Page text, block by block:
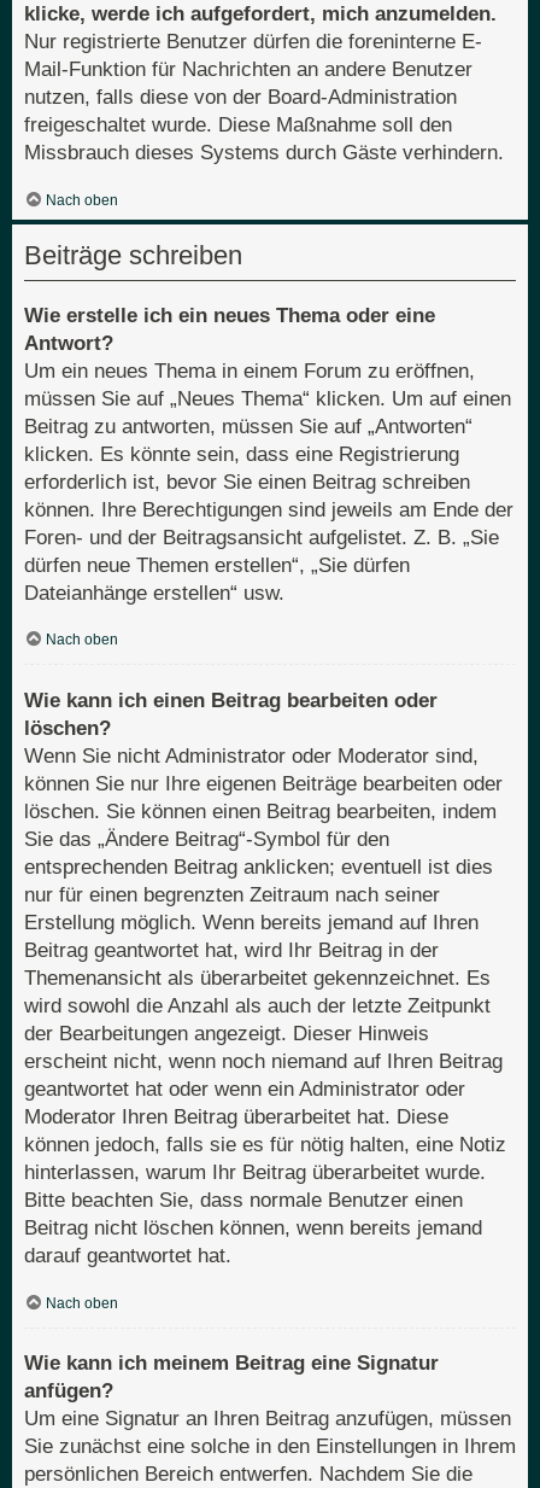
klicke, werde ich aufgefordert, mich anzumelden.
Nur registrierte Benutzer dürfen die foreninterne E-
Mail-Funktion für Nachrichten an andere Benutzer
nutzen, falls diese von der Board-Administration
freigeschaltet wurde. Diese Maßnahme soll den
Missbrauch dieses Systems durch Gäste verhindern.
Nach oben
Beiträge schreiben
Wie erstelle ich ein neues Thema oder eine
Antwort?
Um ein neues Thema in einem Forum zu eröffnen,
müssen Sie auf „Neues Thema“ klicken. Um auf einen
Beitrag zu antworten, müssen Sie auf „Antworten“
klicken. Es könnte sein, dass eine Registrierung
erforderlich ist, bevor Sie einen Beitrag schreiben
können. Ihre Berechtigungen sind jeweils am Ende der
Foren- und der Beitragsansicht aufgelistet. Z. B. „Sie
dürfen neue Themen erstellen“, „Sie dürfen
Dateianhänge erstellen“ usw.
Nach oben
Wie kann ich einen Beitrag bearbeiten oder
löschen?
Wenn Sie nicht Administrator oder Moderator sind,
können Sie nur Ihre eigenen Beiträge bearbeiten oder
löschen. Sie können einen Beitrag bearbeiten, indem
Sie das „Ändere Beitrag“-Symbol für den
entsprechenden Beitrag anklicken; eventuell ist dies
nur für einen begrenzten Zeitraum nach seiner
Erstellung möglich. Wenn bereits jemand auf Ihren
Beitrag geantwortet hat, wird Ihr Beitrag in der
Themenansicht als überarbeitet gekennzeichnet. Es
wird sowohl die Anzahl als auch der letzte Zeitpunkt
der Bearbeitungen angezeigt. Dieser Hinweis
erscheint nicht, wenn noch niemand auf Ihren Beitrag
geantwortet hat oder wenn ein Administrator oder
Moderator Ihren Beitrag überarbeitet hat. Diese
können jedoch, falls sie es für nötig halten, eine Notiz
hinterlassen, warum Ihr Beitrag überarbeitet wurde.
Bitte beachten Sie, dass normale Benutzer einen
Beitrag nicht löschen können, wenn bereits jemand
darauf geantwortet hat.
Nach oben
Wie kann ich meinem Beitrag eine Signatur
anfügen?
Um eine Signatur an Ihren Beitrag anzufügen, müssen
Sie zunächst eine solche in den Einstellungen in Ihrem
persönlichen Bereich entwerfen. Nachdem Sie die